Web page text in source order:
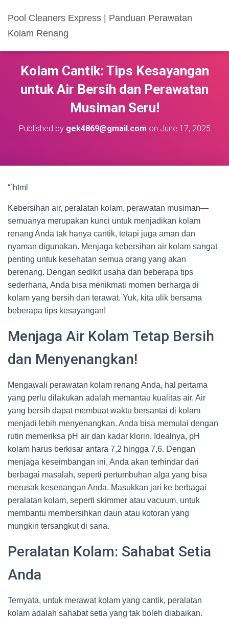
Pool Cleaners Express | Panduan Perawatan
Kolam Renang
Kolam Cantik: Tips Kesayangan
untuk Air Bersih dan Perawatan
Musiman Seru!
Published by gek4869@gmail.com on June 17, 2025
“`html
Kebersihan air, peralatan kolam, perawatan musiman—
semuanya merupakan kunci untuk menjadikan kolam
renang Anda tak hanya cantik, tetapi juga aman dan
nyaman digunakan. Menjaga kebersihan air kolam sangat
penting untuk kesehatan semua orang yang akan
berenang. Dengan sedikit usaha dan beberapa tips
sederhana, Anda bisa menikmati momen berharga di
kolam yang bersih dan terawat. Yuk, kita ulik bersama
beberapa tips kesayangan!
Menjaga Air Kolam Tetap Bersih
dan Menyenangkan!
Mengawali perawatan kolam renang Anda, hal pertama
yang perlu dilakukan adalah memantau kualitas air. Air
yang bersih dapat membuat waktu bersantai di kolam
menjadi lebih menyenangkan. Anda bisa memulai dengan
rutin memeriksa pH air dan kadar klorin. Idealnya, pH
kolam harus berkisar antara 7,2 hingga 7,6. Dengan
menjaga keseimbangan ini, Anda akan terhindar dari
berbagai masalah, seperti pertumbuhan alga yang bisa
merusak kesenangan Anda. Masukkan jari ke berbagai
peralatan kolam, seperti skimmer atau vacuum, untuk
membantu membersihkan daun atau kotoran yang
mungkin tersangkut di sana.
Peralatan Kolam: Sahabat Setia
Anda
Ternyata, untuk merawat kolam yang cantik, peralatan
kolam adalah sahabat setia yang tak boleh diabaikan.